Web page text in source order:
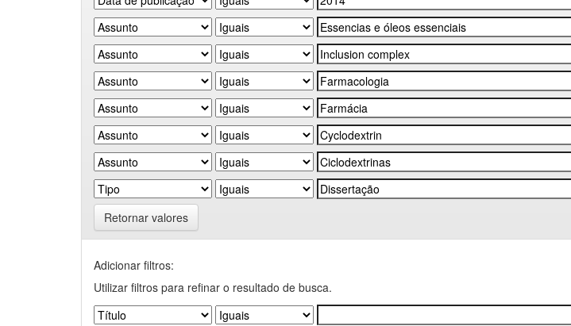
Retornar valores
Adicionar filtros:
Utilizar filtros para refinar o resultado de busca.